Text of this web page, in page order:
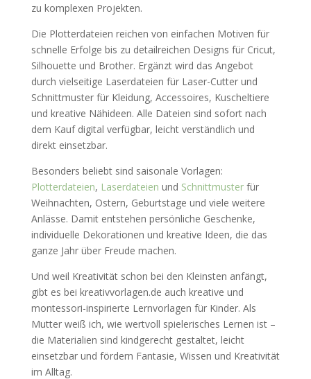
zu komplexen Projekten.
Die Plotterdateien reichen von einfachen Motiven für
schnelle Erfolge bis zu detailreichen Designs für Cricut,
Silhouette und Brother. Ergänzt wird das Angebot
durch vielseitige Laserdateien für Laser-Cutter und
Schnittmuster für Kleidung, Accessoires, Kuscheltiere
und kreative Nähideen. Alle Dateien sind sofort nach
dem Kauf digital verfügbar, leicht verständlich und
direkt einsetzbar.
Besonders beliebt sind saisonale Vorlagen:
Plotterdateien, Laserdateien und Schnittmusterfür
Weihnachten, Ostern, Geburtstage und viele weitere
Anlässe. Damit entstehen persönliche Geschenke,
individuelle Dekorationen und kreative Ideen, die das
ganze Jahr über Freude machen.
Und weil Kreativität schon bei den Kleinsten anfängt,
gibt es bei kreativvorlagen.de auch kreative und
montessori-inspirierte Lernvorlagen für Kinder. Als
Mutter weiß ich, wie wertvoll spielerisches Lernen ist –
die Materialien sind kindgerecht gestaltet, leicht
einsetzbar und fördern Fantasie, Wissen und Kreativität
im Alltag.